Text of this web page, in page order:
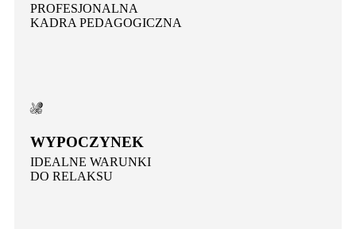
PROFESJONALNA
KADRA PEDAGOGICZNA
WYPOCZYNEK
IDEALNE WARUNKI
DO RELAKSU